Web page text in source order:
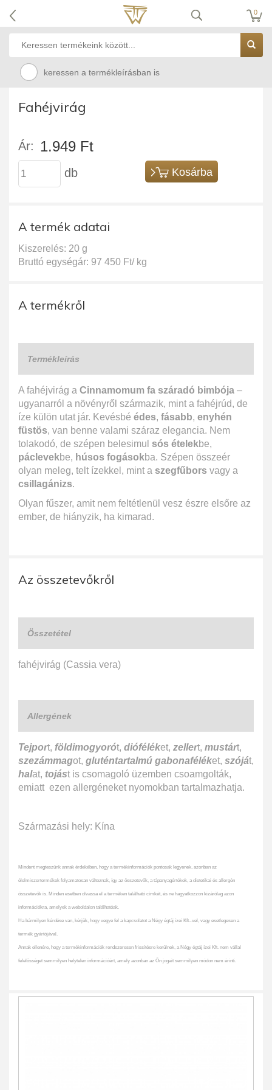
0
keressen a termékleírásban is
Fahéjvirág
Ár: 1.949 Ft
db Kosárba
A termék adatai
Kiszerelés: 20 g
Bruttó egységár: 97 450 Ft/ kg
A termékről
Termékleírás
A fahéjvirág a Cinnamomum fa száradó bimbója –
ugyanarról a növényről származik, mint a fahéjrúd, de
íze külön utat jár. Kevésbé édes, fásabb, enyhén
füstös, van benne valami száraz elegancia. Nem
tolakodó, de szépen belesimul sós ételekbe,
páclevekbe, húsos fogásokba. Szépen összeér
olyan meleg, telt ízekkel, mint a szegfűbors vagy a
csillagánizs.
Olyan fűszer, amit nem feltétlenül vesz észre elsőre az
ember, de hiányzik, ha kimarad.
Az összetevőkről
Összetétel
fahéjvirág (Cassia vera)
Allergének
Tejport, földimogyorót, dióféléket, zellert, mustárt,
szezámmagot, gluténtartalmú gabonaféléket, szóját,
halat, tojást is csomagoló üzemben csoamgolták,
emiatt ezen allergéneket nyomokban tartalmazhatja.
Származási hely: Kína
Mindent megteszünk annak érdekében, hogy a termékinformációk pontosak legyenek, azonban az
élelmiszertermékek folyamatosan változnak, így az összetevők, a tápanyagértékek, a dietetikai és allergén
összetevők is. Minden esetben olvassa el a terméken található címkét, és ne hagyatkozzon kizárólag azon
információkra, amelyek a weboldalon találhatóak.
Ha bármilyen kérdése van, kérjük, hogy vegye fel a kapcsolatot a Négy égtáj ízei Kft.-vel, vagy esetlegesen a
termék gyártójával.
Annak ellenére, hogy a termékinformációk rendszeresen frissítésre kerülnek, a Négy égtáj ízei Kft. nem vállal
felelősséget semmilyen helytelen információért, amely azonban az Ön jogait semmilyen módon nem érinti.